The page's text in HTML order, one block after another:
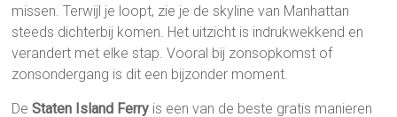
missen. Terwijl je loopt, zie je de skyline van Manhattan
steeds dichterbij komen. Het uitzicht is indrukwekkend en
verandert met elke stap. Vooral bij zonsopkomst of
zonsondergang is dit een bijzonder moment.
DeStaten Island Ferry is een van de beste gratis manieren